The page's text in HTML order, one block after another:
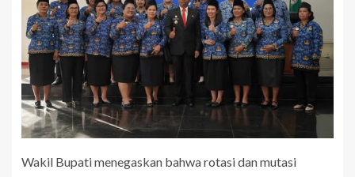
Wakil Bupati menegaskan bahwa rotasi dan mutasi